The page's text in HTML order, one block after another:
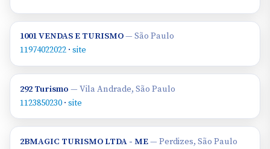
1001 VENDAS E TURISMO— São Paulo
11974022022 · site
292 Turismo — Vila Andrade, São Paulo
1123850230 · site
2BMAGIC TURISMO LTDA - ME— Perdizes, São Paulo